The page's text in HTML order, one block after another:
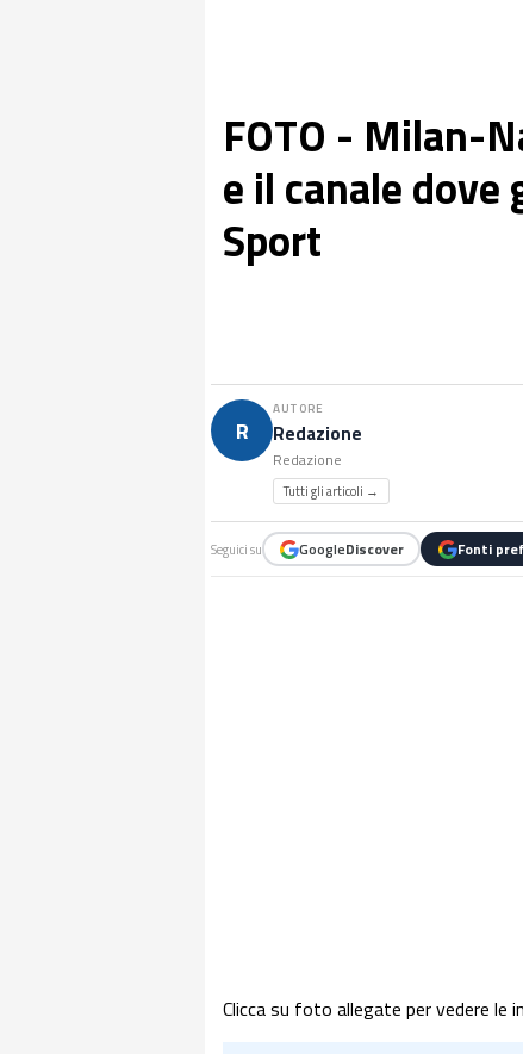
FOTO - Milan-
e il canale dove
Sport
R
AUTORE
Redazione
Redazione
Tutti gli articoli →
Seguici su GoogleDiscover Fonti
Clicca su foto allegate per vedere le